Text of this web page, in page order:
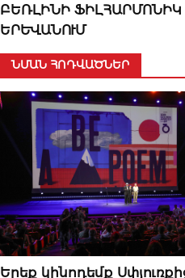
ԲԵՌԼԻՆԻ
ԵՐԵՎԱՆՈՒՄ
ՆՄԱՆ ՀՈԴՎԱԾՆԵՐ
10 ՀՈՒԼԻՍԻ, 2026
Երեք կինոդեմք